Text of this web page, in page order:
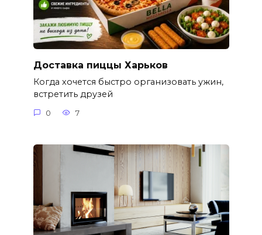
Доставка пиццы Харьков
Когда хочется быстро организовать ужин,
встретить друзей
0 7